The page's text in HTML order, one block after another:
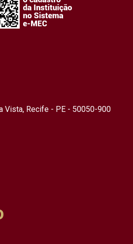
Vista, Recife - PE - 50050-900